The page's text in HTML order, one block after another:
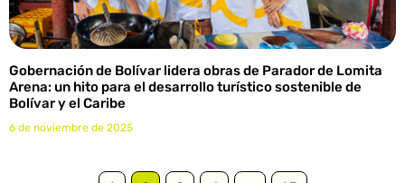
Gobernación de Bolívar lidera obras de Parador de Lomita
Arena: un hito para el desarrollo turístico sostenible de
Bolívar y el Caribe
6 de noviembre de 2025